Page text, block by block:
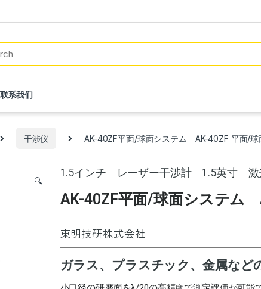
联系我们
干涉仪 AK-40ZF平面/球面システム AK-40ZF 平面/球
🔍
1.5インチ レーザー干渉計 1.5英寸 激
AK-40ZF平面/球面システム
東明技研株式会社
ガラス、プラスチック、金属など